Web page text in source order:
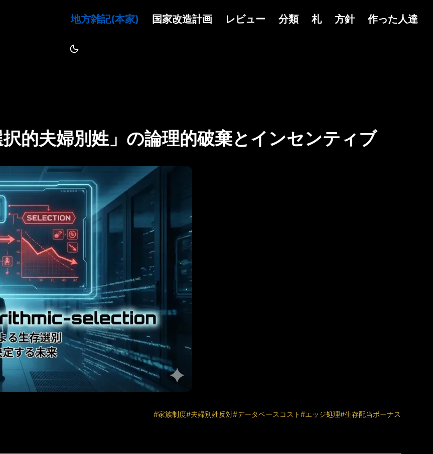
地方雑記(本家) 国家改造計画 レビュー 分類 札 方針 作った人達
的夫婦別姓」の論理的破棄とインセンティブ
#家族制度#夫婦別姓反対#データベースコスト#エッジ処理#生存配当ボーナス